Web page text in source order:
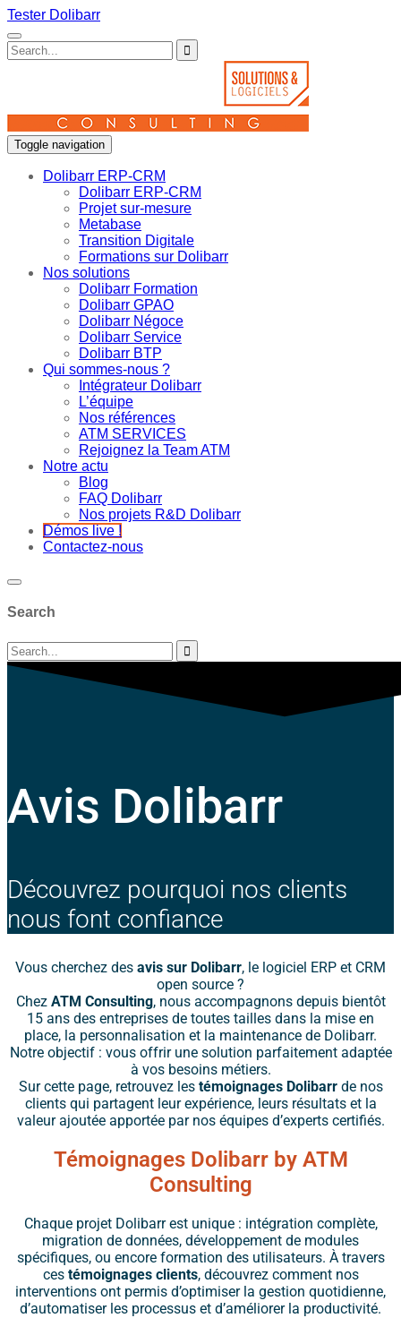
Tester Dolibarr
Toggle navigation
Dolibarr ERP-CRM
Dolibarr ERP-CRM
Projet sur-mesure
Metabase
Transition Digitale
Formations sur Dolibarr
Nos solutions
Dolibarr Formation
Dolibarr GPAO
Dolibarr Négoce
Dolibarr Service
Dolibarr BTP
Qui sommes-nous ?
Intégrateur Dolibarr
L’équipe
Nos références
ATM SERVICES
Rejoignez la Team ATM
Notre actu
Blog
FAQ Dolibarr
Nos projets R&D Dolibarr
Démos live !
Contactez-nous
Search
Avis Dolibarr
Découvrez pourquoi nos clients
nous font confiance
Vous cherchez des avis sur Dolibarr, le logiciel ERP et CRM
open source ?
Chez ATM Consulting, nous accompagnons depuis bientôt
15 ans des entreprises de toutes tailles dans la mise en
place, la personnalisation et la maintenance de Dolibarr.
Notre objectif : vous offrir une solution parfaitement adaptée
à vos besoins métiers.
Sur cette page, retrouvez les témoignages Dolibarrde nos
clients qui partagent leur expérience, leurs résultats et la
valeur ajoutée apportée par nos équipes d’experts certifiés.
Témoignages Dolibarr by ATM
Consulting
Chaque projet Dolibarr est unique : intégration complète,
migration de données, développement de modules
spécifiques, ou encore formation des utilisateurs. À travers
ces témoignages clients, découvrez comment nos
interventions ont permis d’optimiser la gestion quotidienne,
d’automatiser les processus et d’améliorer la productivité.